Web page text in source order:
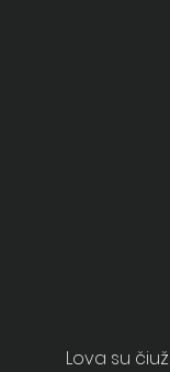
Lova su